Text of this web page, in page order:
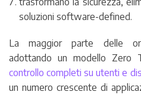
soluzioni software-defined.
La maggior parte delle
adottando un modello Zero
controllo completi su utenti e
un numero crescente di